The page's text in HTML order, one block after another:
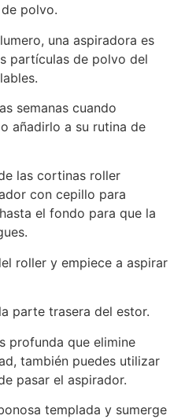
polvo.
una aspiradora es
partículas de polvo del
semanas cuando
añadirlo a su rutina de
las cortinas roller
con cepillo para
el fondo para que la
roller y empiece a aspirar
parte trasera del estor.
profunda que elimine
también puedes utilizar
pasar el aspirador.
templada y sumerge